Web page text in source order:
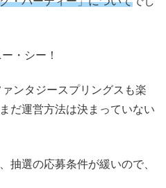
・シー！
ンタジースプリングスも楽
だ運営方法は決まっていない
抽選の応募条件が緩いので、